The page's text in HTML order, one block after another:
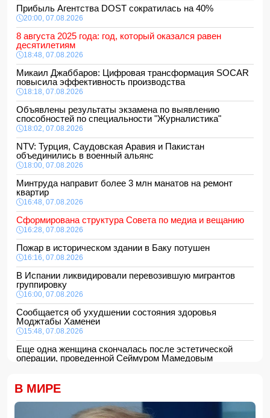
Прибыль Агентства DOST сократилась на 40%
20:00, 07.08.2026
8 августа 2025 года: год, который оказался равен
десятилетиям
18:48, 07.08.2026
Микаил Джаббаров: Цифровая трансформация SOCAR
повысила эффективность производства
18:18, 07.08.2026
Объявлены результаты экзамена по выявлению
способностей по специальности "Журналистика"
18:02, 07.08.2026
NTV: Турция, Саудовская Аравия и Пакистан
объединились в военный альянс
18:00, 07.08.2026
Минтруда направит более 3 млн манатов на ремонт
квартир
16:48, 07.08.2026
Сформирована структура Совета по медиа и вещанию
16:28, 07.08.2026
Пожар в историческом здании в Баку потушен
16:16, 07.08.2026
В Испании ликвидировали перевозившую мигрантов
группировку
16:00, 07.08.2026
Сообщается об ухудшении состояния здоровья
Моджтабы Хаменеи
15:48, 07.08.2026
Еще одна женщина скончалась после эстетической
операции, проведенной Сеймуром Мамедовым
Алтай Байындыр продолжит карьеру в Ла Лиге
ВС РФ взяли под контроль Анискино в Харьковской
В МИРЕ